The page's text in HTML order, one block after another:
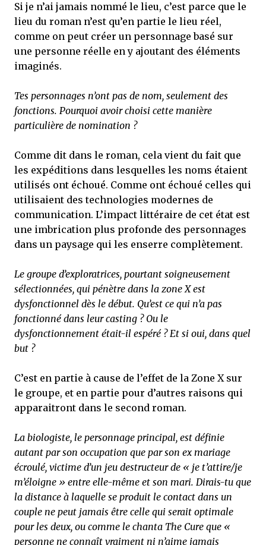
Si je n’ai jamais nommé le lieu, c’est parce que le
lieu du roman n’est qu’en partie le lieu réel,
comme on peut créer un personnage basé sur
une personne réelle en y ajoutant des éléments
imaginés.
Tes personnages n’ont pas de nom, seulement des
fonctions. Pourquoi avoir choisi cette manière
particulière de nomination ?
Comme dit dans le roman, cela vient du fait que
les expéditions dans lesquelles les noms étaient
utilisés ont échoué. Comme ont échoué celles qui
utilisaient des technologies modernes de
communication. L’impact littéraire de cet état est
une imbrication plus profonde des personnages
dans un paysage qui les enserre complètement.
Le groupe d’exploratrices, pourtant soigneusement
sélectionnées, qui pénètre dans la zone X est
dysfonctionnel dès le début. Qu’est ce qui n’a pas
fonctionné dans leur casting ? Ou le
dysfonctionnement était-il espéré ? Et si oui, dans quel
but ?
C’est en partie à cause de l’effet de la Zone X sur
le groupe, et en partie pour d’autres raisons qui
apparaitront dans le second roman.
La biologiste, le personnage principal, est définie
autant par son occupation que par son ex mariage
écroulé, victime d’un jeu destructeur de « je t’attire/je
m’éloigne » entre elle-même et son mari. Dirais-tu que
la distance à laquelle se produit le contact dans un
couple ne peut jamais être celle qui serait optimale
pour les deux, ou comme le chanta The Cure que «
personne ne connaît vraiment ni n’aime jamais